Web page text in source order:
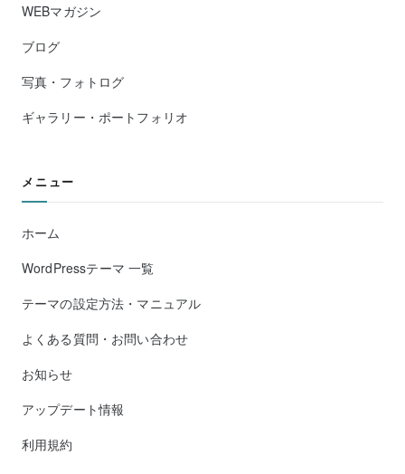
WEBマガジン
ブログ
写真・フォトログ
ギャラリー・ポートフォリオ
メニュー
ホーム
WordPressテーマ 一覧
テーマの設定方法・マニュアル
よくある質問・お問い合わせ
お知らせ
アップデート情報
利用規約